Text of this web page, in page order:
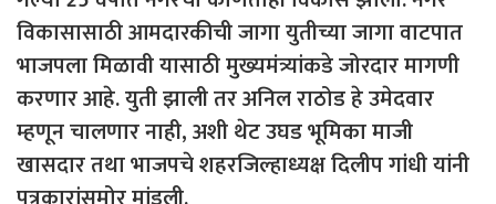
विकासासाठी आमदारकीची जागा युतीच्या जागा वाटपात
भाजपला मिळावी यासाठी मुख्यमंत्र्यांकडे जोरदार मागणी
करणार आहे. युती झाली तर अनिल राठोड हे उमेदवार
म्हणून चालणार नाही, अशी थेट उघड भूमिका माजी
खासदार तथा भाजपचे शहरजिल्हाध्यक्ष दिलीप गांधी यांनी